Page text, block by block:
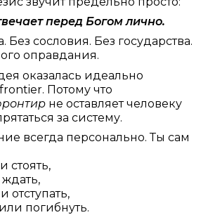
перед Богом лично.
Без сословия. Без государства.
оправдания.
оказалась идеально
Потому что
не оставляет человеку
за систему.
всегда персонально. Ты сам
стоять,
отступать,
погибнуть.